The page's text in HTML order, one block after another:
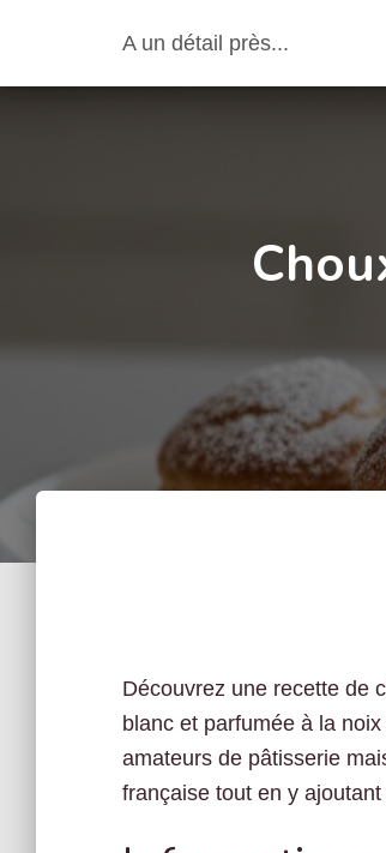
A un détail près...
Découvrez une recette de
blanc et parfumée à la
amateurs de pâtisserie
française tout en y